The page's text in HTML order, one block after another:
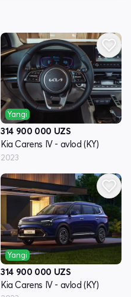
Yangi
314 900 000 UZS
Kia Carens IV - avlod (KY)
2023
Yangi
314 900 000 UZS
Kia Carens IV - avlod (KY)